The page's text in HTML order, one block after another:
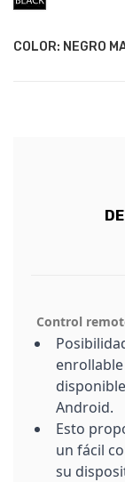
COLOR: NEGRO
Control
Android.
Esto
un fácil
su